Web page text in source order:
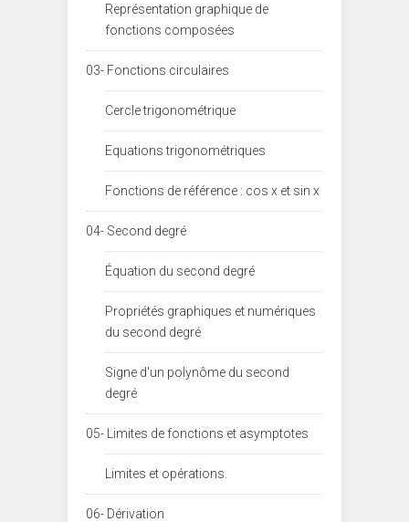
Représentation graphique de
fonctions composées
03- Fonctions circulaires
Cercle trigonométrique
Equations trigonométriques
Fonctions de référence : cos x et sin x
04- Second degré
Équation du second degré
Propriétés graphiques et numériques
du second degré
Signe d'un polynôme du second
degré
05- Limites de fonctions et asymptotes
Limites et opérations.
06- Dérivation